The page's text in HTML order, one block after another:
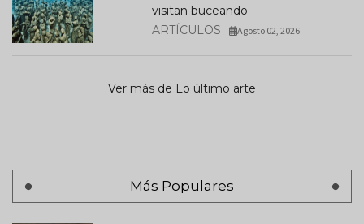
visitan buceando
ARTÍCULOS
Agosto 02, 2026
Ver más de Lo último arte
Más Populares